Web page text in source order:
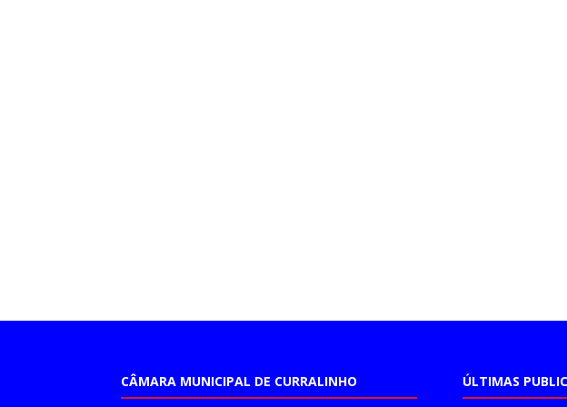
CÂMARA MUNICIPAL DE CURRALINHO ÚLTIMAS